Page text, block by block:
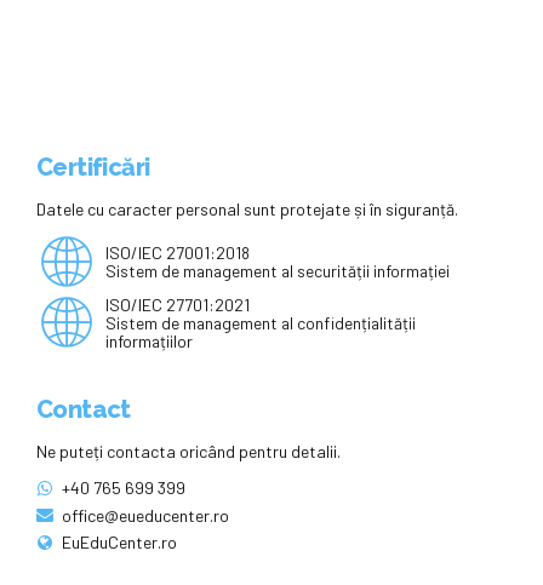
Certificări
Datele cu caracter personal sunt protejate și în siguranță.
ISO/IEC 27001:2018
Sistem de management al securității informației
ISO/IEC 27701:2021
Sistem de management al confidențialității
informațiilor
Contact
Ne puteți contacta oricând pentru detalii.
+40 765 699 399
office@eueducenter.ro
EuEduCenter.ro